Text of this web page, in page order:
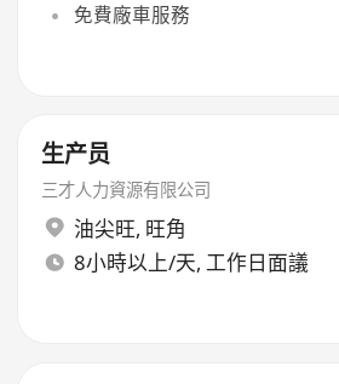
免費廠車服務
生产员
三才人力資源有限公司
油尖旺, 旺角
8小時以上/天, 工作日面議